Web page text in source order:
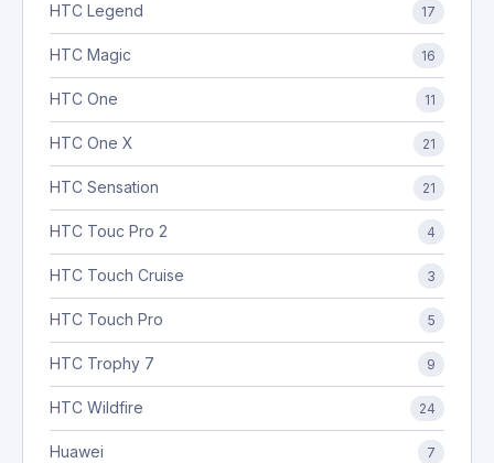
HTC Legend 17
HTC Magic 16
HTC One 11
HTC One X 21
HTC Sensation 21
HTC Touc Pro 2 4
HTC Touch Cruise 3
HTC Touch Pro 5
HTC Trophy 7 9
HTC Wildfire 24
Huawei 7